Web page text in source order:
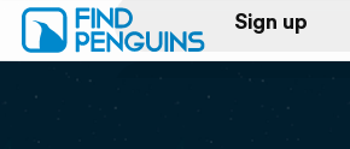
Sign up
Log in